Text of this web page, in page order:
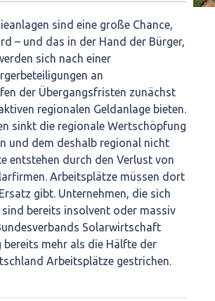
sind eine große Chance,
– und das in der Hand der Bürger,
sich nach einer
an
der Übergangsfristen zunächst
regionalen Geldanlage bieten.
sinkt die regionale Wertschöpfung
und dem deshalb regional nicht
entstehen durch den Verlust von
Arbeitsplätze müssen dort
gibt. Unternehmen, die sich
bereits insolvent oder massiv
Solarwirtschaft
mehr als die Hälfte der
Arbeitsplätze gestrichen.